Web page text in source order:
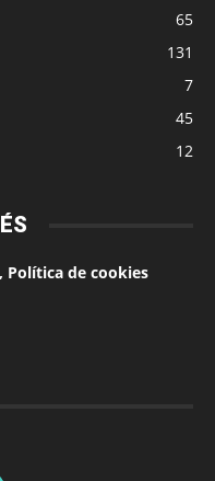
65
131
7
45
12
Política de cookies